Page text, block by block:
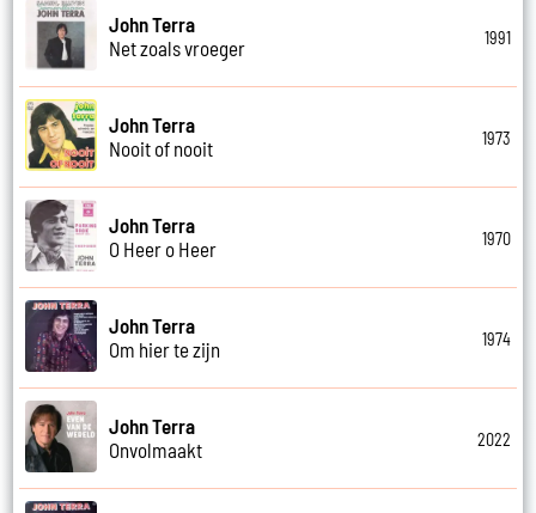
John Terra
Net zoals vroeger
1991
John Terra
Nooit of nooit
1973
John Terra
O Heer o Heer
1970
John Terra
Om hier te zijn
1974
John Terra
Onvolmaakt
2022